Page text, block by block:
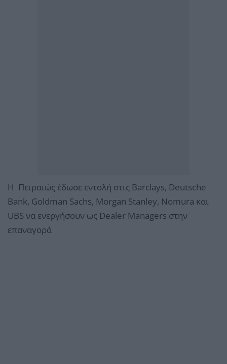
Η Πειραιώς έδωσε εντολή στις Barclays, Deutsche
Bank, Goldman Sachs, Morgan Stanley, Nomura και
UBS να ενεργήσουν ως Dealer Managers στην
επαναγορά